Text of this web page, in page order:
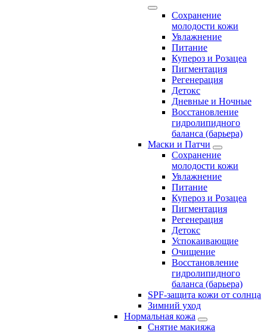
Сохранение
молодости кожи
Увлажнение
Питание
Купероз и Розацеа
Пигментация
Регенерация
Детокс
Дневные и Ночные
Восстановление
гидролипидного
баланса (барьера)
Маски и Патчи
Сохранение
молодости кожи
Увлажнение
Питание
Купероз и Розацеа
Пигментация
Регенерация
Детокс
Успокаивающие
Очищение
Восстановление
гидролипидного
баланса (барьера)
SPF-защита кожи от солнца
Зимний уход
Нормальная кожа
Снятие макияжа